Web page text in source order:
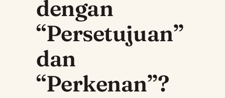
dengan
“Persetujuan”
dan
“Perkenan”?